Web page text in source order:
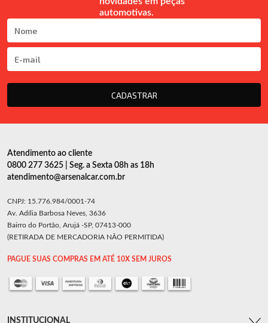
automotivas.
CADASTRAR
Atendimento ao cliente
0800 277 3625 | Seg. a Sexta 08h as 18h
atendimento@arsenalcar.com.br
CNPJ: 15.776.984/0001-74
Av. Adília Barbosa Neves, 3636
Bairro do Portão, Arujá -SP, 07413-000
(RETIRADA DE MERCADORIA NÃO PERMITIDA)
PAGUE SUAS COMPRAS EM ATÉ 10X SEM JUROS
INSTITUCIONAL